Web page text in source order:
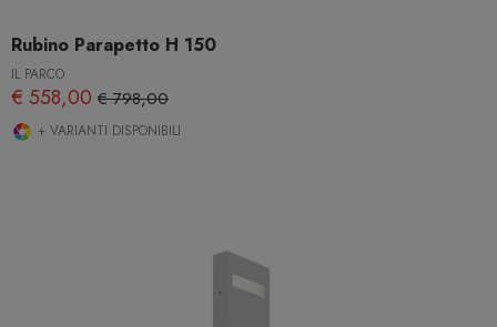
Rubino Parapetto H 150
IL PARCO
€ 558,00 € 798,00
+ VARIANTI DISPONIBILI